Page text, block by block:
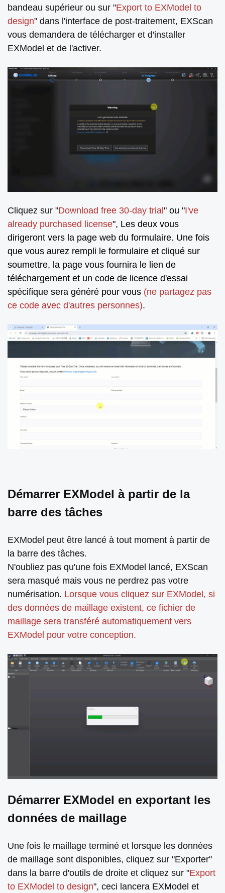
bandeau supérieur ou sur "Export to EXModel to
design" dans l'interface de post-traitement, EXScan
vous demandera de télécharger et d'installer
EXModel et de l'activer.
Cliquez sur "Download free 30-day trial " ou "I've
already purchased license", Les deux vous
dirigeront vers la page web du formulaire. Une fois
que vous aurez rempli le formulaire et cliqué sur
soumettre, la page vous fournira le lien de
téléchargement et un code de licence d'essai
spécifique sera généré pour vous (ne partagez pas
ce code avec d'autres personnes).
Démarrer EXModel à partir de la
barre des tâches
EXModel peut être lancé à tout moment à partir de
la barre des tâches.
N'oubliez pas qu'une fois EXModel lancé, EXScan
sera masqué mais vous ne perdrez pas votre
numérisation. Lorsque vous cliquez sur EXModel, si
des données de maillage existent, ce fichier de
maillage sera transféré automatiquement vers
EXModel pour votre conception.
Démarrer EXModel en exportant les
données de maillage
Une fois le maillage terminé et lorsque les données
de maillage sont disponibles, cliquez sur "Exporter"
dans la barre d'outils de droite et cliquez sur "Export
to EXModel to design", ceci lancera EXModel et